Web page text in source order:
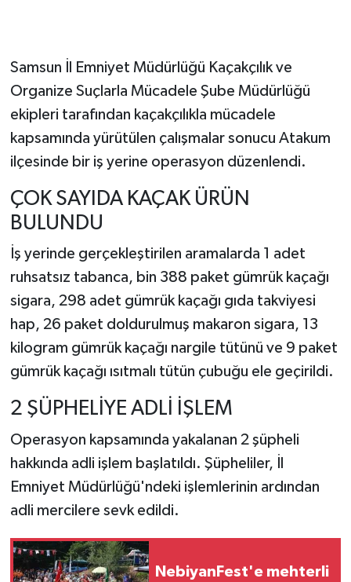
Samsun İl Emniyet Müdürlüğü Kaçakçılık ve
Organize Suçlarla Mücadele Şube Müdürlüğü
ekipleri tarafından kaçakçılıkla mücadele
kapsamında yürütülen çalışmalar sonucu Atakum
ilçesinde bir iş yerine operasyon düzenlendi.
ÇOK SAYIDA KAÇAK ÜRÜN
BULUNDU
İş yerinde gerçekleştirilen aramalarda 1 adet
ruhsatsız tabanca, bin 388 paket gümrük kaçağı
sigara, 298 adet gümrük kaçağı gıda takviyesi
hap, 26 paket doldurulmuş makaron sigara, 13
kilogram gümrük kaçağı nargile tütünü ve 9 paket
gümrük kaçağı ısıtmalı tütün çubuğu ele geçirildi.
2 ŞÜPHELİYE ADLİ İŞLEM
Operasyon kapsamında yakalanan 2 şüpheli
hakkında adli işlem başlatıldı. Şüpheliler, İl
Emniyet Müdürlüğü'ndeki işlemlerinin ardından
adli mercilere sevk edildi.
NebiyanFest'e mehterli